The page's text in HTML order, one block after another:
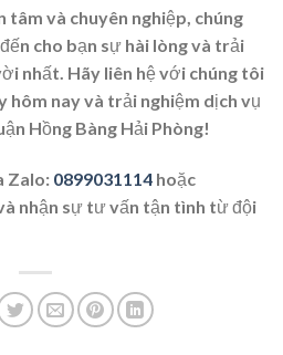
tâm và chuyên nghiệp, chúng
cho bạn sự hài lòng và trải
nhất. Hãy liên hệ với chúng tôi
hôm nay và trải nghiệm dịch vụ
Hồng Bàng Hải Phòng!
Zalo: 0899031114 hoặc
nhận sự tư vấn tận tình từ đội